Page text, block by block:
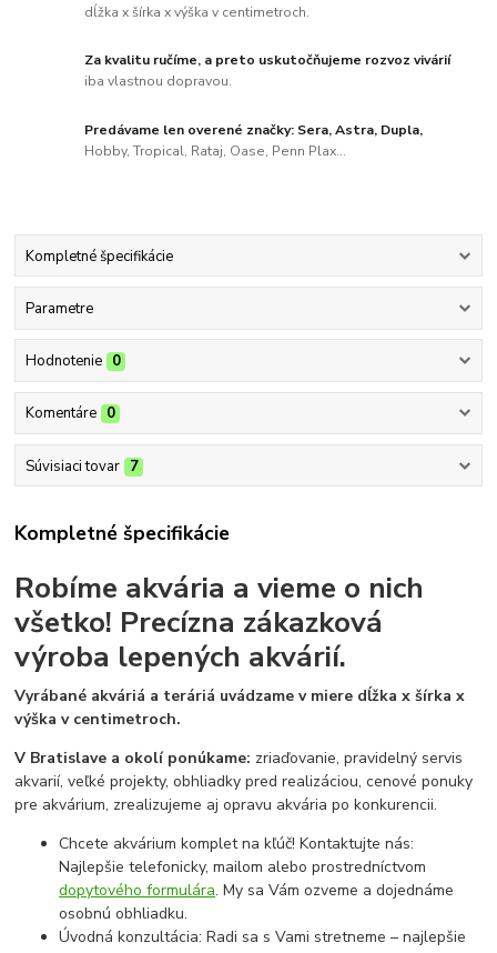
dĺžka x šírka x výška v centimetroch.
Za kvalitu ručíme, a preto uskutočňujeme rozvoz vivárií
iba vlastnou dopravou.
Predávame len overené značky: Sera, Astra, Dupla,
Hobby, Tropical, Rataj, Oase, Penn Plax...
Kompletné špecifikácie
Parametre
Hodnotenie 0
Komentáre 0
Súvisiaci tovar 7
Kompletné špecifikácie
Robíme akvária a vieme o nich
všetko! Precízna zákazková
výroba lepených akvárií.
Vyrábané akváriá a teráriá uvádzame v miere dĺžka x šírka x
výška v centimetroch.
V Bratislave a okolí ponúkame: zriaďovanie, pravidelný servis
akvarií, veľké projekty, obhliadky pred realizáciou, cenové ponuky
pre akvárium, zrealizujeme aj opravu akvária po konkurencii.
Chcete akvárium komplet na kľúč! Kontaktujte nás:
Najlepšie telefonicky, mailom alebo prostredníctvom
dopytového formulára. My sa Vám ozveme a dojednáme
osobnú obhliadku.
Úvodná konzultácia: Radi sa s Vami stretneme – najlepšie